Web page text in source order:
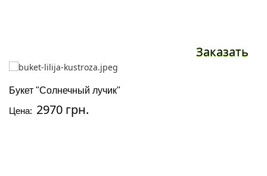
Заказать
Букет "Солнечный лучик"
Цена: 2970 грн.